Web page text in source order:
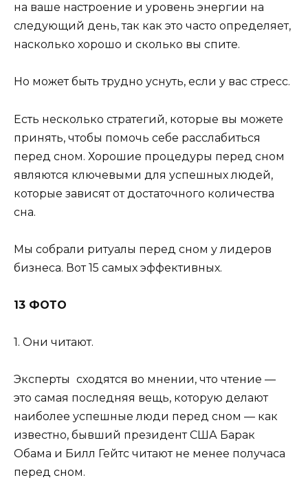
на ваше настроение и уровень энергии на
следующий день, так как это часто определяет,
насколько хорошо и сколько вы спите.
Но может быть трудно уснуть, если у вас стресс.
Есть несколько стратегий, которые вы можете
принять, чтобы помочь себе расслабиться
перед сном. Хорошие процедуры перед сном
являются ключевыми для успешных людей,
которые зависят от достаточного количества
сна.
Мы собрали ритуалы перед сном у лидеров
бизнеса. Вот 15 самых эффективных.
13 ФОТО
1. Они читают.
Эксперты сходятся во мнении, что чтение —
это самая последняя вещь, которую делают
наиболее успешные люди перед сном — как
известно, бывший президент США Барак
Обама и Билл Гейтс читают не менее получаса
перед сном.